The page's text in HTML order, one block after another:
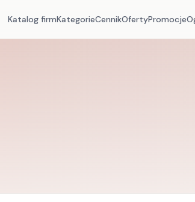
Katalog firmKategorieCennikOfertyPromocje